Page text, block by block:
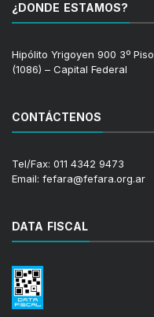
¿DONDE ESTAMOS?
Hipólito Yrigoyen 900 3º Piso
(1086) – Capital Federal
CONTÁCTENOS
Tel/Fax: 011 4342 9473
Email: fefara@fefara.org.ar
DATA FISCAL